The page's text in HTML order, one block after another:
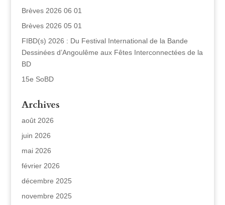
Brèves 2026 06 01
Brèves 2026 05 01
FIBD(s) 2026 : Du Festival International de la Bande
Dessinées d’Angoulême aux Fêtes Interconnectées de la
BD
15e SoBD
Archives
août 2026
juin 2026
mai 2026
février 2026
décembre 2025
novembre 2025